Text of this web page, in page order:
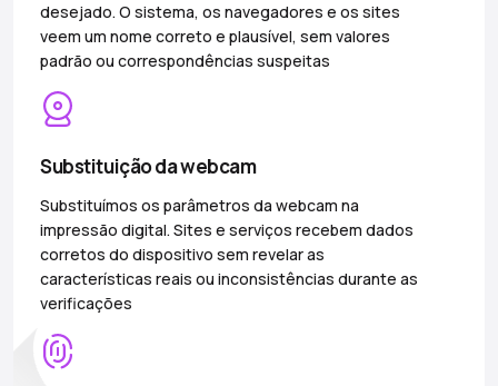
desejado. O sistema, os navegadores e os sites
veem um nome correto e plausível, sem valores
padrão ou correspondências suspeitas
Substituição da webcam
Substituímos os parâmetros da webcam na
impressão digital. Sites e serviços recebem dados
corretos do dispositivo sem revelar as
características reais ou inconsistências durante as
verificações